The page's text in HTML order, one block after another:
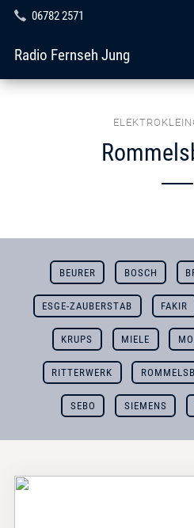
06782 2571
Radio Fernseh Jung
BEURER BOSCH
ESGE-ZAUBERSTAB FAKIR
KRUPS MIELE
RITTERWERK
SEBO SIEMENS